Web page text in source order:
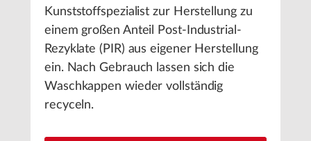
Kunststoffspezialist zur Herstellung zu
einem großen Anteil Post-Industrial-
Rezyklate (PIR) aus eigener Herstellung
ein. Nach Gebrauch lassen sich die
Waschkappen wieder vollständig
recyceln.